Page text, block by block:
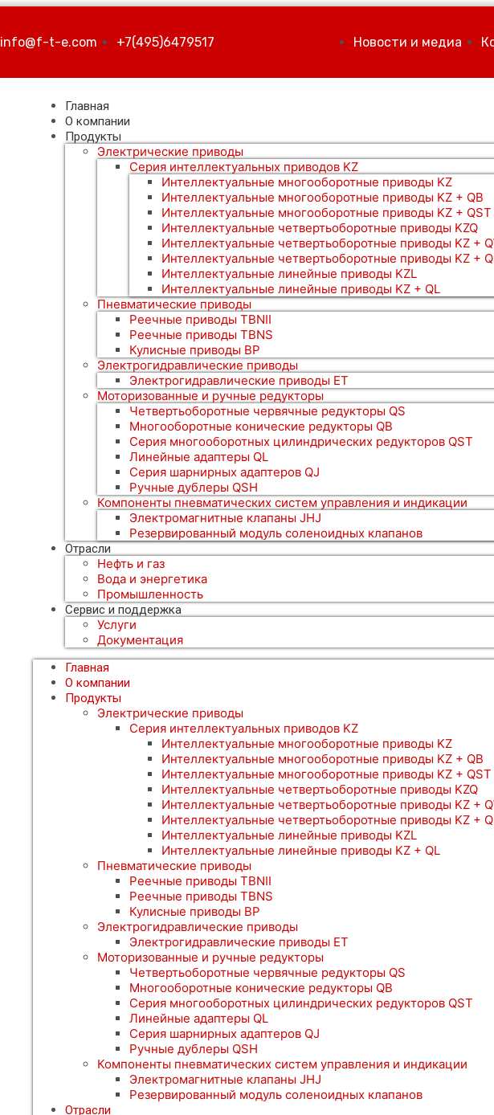
info@f-t-e.com +7(495)6479517 Новости и медиа
Главная
О компании
Продукты
Электрические приводы
Серия интеллектуальных приводов KZ
Интеллектуальные многооборотные приводы KZ
Интеллектуальные многооборотные приводы KZ + QB
Интеллектуальные многооборотные приводы KZ + QST
Интеллектуальные четвертьоборотные приводы KZQ
Интеллектуальные четвертьоборотные приводы KZ +
Интеллектуальные четвертьоборотные приводы KZ +
Интеллектуальные линейные приводы KZL
Интеллектуальные линейные приводы KZ + QL
Пневматические приводы
Реечные приводы TBNII
Реечные приводы TBNS
Кулисные приводы BP
Электрогидравлические приводы
Электрогидравлические приводы ET
Моторизованные и ручные редукторы
Четвертьоборотные червячные редукторы QS
Многооборотные конические редукторы QB
Серия многооборотных цилиндрических редукторов QST
Линейные адаптеры QL
Серия шарнирных адаптеров QJ
Ручные дублеры QSH
Компоненты пневматических систем управления и индикации
Электромагнитные клапаны JHJ
Резервированный модуль соленоидных клапанов
Отрасли
Нефть и газ
Вода и энергетика
Промышленность
Сервис и поддержка
Услуги
Документация
Главная
О компании
Продукты
Электрические приводы
Серия интеллектуальных приводов KZ
Интеллектуальные многооборотные приводы KZ
Интеллектуальные многооборотные приводы KZ + QB
Интеллектуальные многооборотные приводы KZ + QST
Интеллектуальные четвертьоборотные приводы KZQ
Интеллектуальные четвертьоборотные приводы KZ +
Интеллектуальные четвертьоборотные приводы KZ +
Интеллектуальные линейные приводы KZL
Интеллектуальные линейные приводы KZ + QL
Пневматические приводы
Реечные приводы TBNII
Реечные приводы TBNS
Кулисные приводы BP
Электрогидравлические приводы
Электрогидравлические приводы ET
Моторизованные и ручные редукторы
Четвертьоборотные червячные редукторы QS
Многооборотные конические редукторы QB
Серия многооборотных цилиндрических редукторов QST
Линейные адаптеры QL
Серия шарнирных адаптеров QJ
Ручные дублеры QSH
Компоненты пневматических систем управления и индикации
Электромагнитные клапаны JHJ
Резервированный модуль соленоидных клапанов
Отрасли